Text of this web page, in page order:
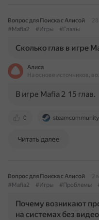
Вопрос для Поиска с Алисой
#Mafia2
#Игры #Главы
Сколько глав в игре
Алиса
На основе источников,
0
В игре Mafia 2 15 глав.
Читать далее
Вопрос для Поиска с Алисой
2
#Mafia2
#Игры #Проблемы
Почему возникают
на системах без